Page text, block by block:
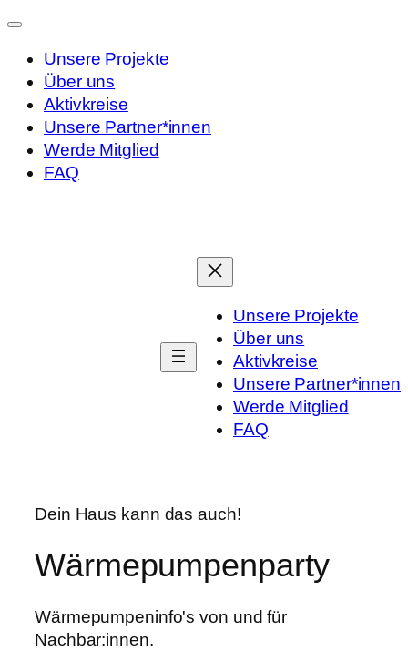
Unsere Projekte
Über uns
Aktivkreise
Unsere Partner*innen
Werde Mitglied
FAQ
Unsere Projekte
Über uns
Aktivkreise
Unsere Partner*innen
Werde Mitglied
FAQ
Dein Haus kann das auch!
Wärmepumpenparty
Wärmepumpeninfo's von und für
Nachbar:innen.